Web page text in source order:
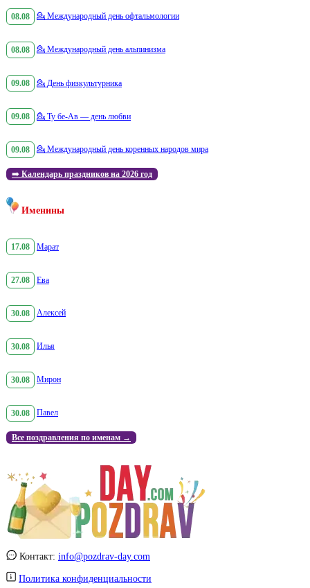
08.08 💁 Международный день офтальмологии
08.08 💁 Международный день альпинизма
09.08 💁 День физкультурника
09.08 💁 Ту бе-Ав — день любви
09.08 💁 Международный день коренных народов мира
➡️ Календарь праздников на 2026 год
Именины
17.08 Марат
27.08 Ева
30.08 Алексей
30.08 Илья
30.08 Мирон
30.08 Павел
Все поздравления по именам →
Контакт: info@pozdrav-day.com
Политика конфиденциальности